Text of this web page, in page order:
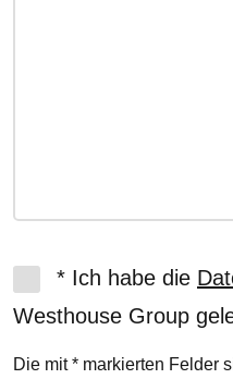
* Ich habe die
Westhouse Group
Die mit * markierten Felder